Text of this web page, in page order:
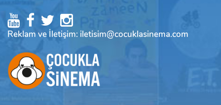
Reklam ve İletişim: iletisim@cocuklasinema.com